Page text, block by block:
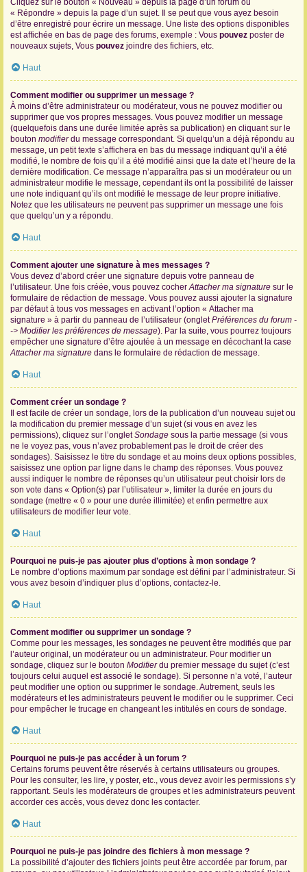
Cliquez sur le bouton « Nouveau » depuis la page d’un forum ou
« Répondre » depuis la page d’un sujet. Il se peut que vous ayez besoin
d’être enregistré pour écrire un message. Une liste des options disponibles
est affichée en bas de page des forums, exemple : Vous pouvez poster de
nouveaux sujets, Vous pouvez joindre des fichiers, etc.
Haut
Comment modifier ou supprimer un message ?
À moins d’être administrateur ou modérateur, vous ne pouvez modifier ou
supprimer que vos propres messages. Vous pouvez modifier un message
(quelquefois dans une durée limitée après sa publication) en cliquant sur le
bouton modifierdu message correspondant. Si quelqu’un a déjà répondu au
message, un petit texte s’affichera en bas du message indiquant qu’il a été
modifié, le nombre de fois qu’il a été modifié ainsi que la date et l’heure de la
dernière modification. Ce message n’apparaîtra pas si un modérateur ou un
administrateur modifie le message, cependant ils ont la possibilité de laisser
une note indiquant qu’ils ont modifié le message de leur propre initiative.
Notez que les utilisateurs ne peuvent pas supprimer un message une fois
que quelqu’un y a répondu.
Haut
Comment ajouter une signature à mes messages ?
Vous devez d’abord créer une signature depuis votre panneau de
l’utilisateur. Une fois créée, vous pouvez cocherAttacher ma signature sur le
formulaire de rédaction de message. Vous pouvez aussi ajouter la signature
par défaut à tous vos messages en activant l’option « Attacher ma
signature » à partir du panneau de l’utilisateur (ongletPréférences du forum -
-> Modifier les préférences de message). Par la suite, vous pourrez toujours
empêcher une signature d’être ajoutée à un message en décochant la case
Attacher ma signature dans le formulaire de rédaction de message.
Haut
Comment créer un sondage ?
Il est facile de créer un sondage, lors de la publication d’un nouveau sujet ou
la modification du premier message d’un sujet (si vous en avez les
permissions), cliquez sur l’ongletSondage sous la partie message (si vous
ne le voyez pas, vous n’avez probablement pas le droit de créer des
sondages). Saisissez le titre du sondage et au moins deux options possibles,
saisissez une option par ligne dans le champ des réponses. Vous pouvez
aussi indiquer le nombre de réponses qu’un utilisateur peut choisir lors de
son vote dans « Option(s) par l’utilisateur », limiter la durée en jours du
sondage (mettre « 0 » pour une durée illimitée) et enfin permettre aux
utilisateurs de modifier leur vote.
Haut
Pourquoi ne puis-je pas ajouter plus d’options à mon sondage ?
Le nombre d’options maximum par sondage est défini par l’administrateur. Si
vous avez besoin d’indiquer plus d’options, contactez-le.
Haut
Comment modifier ou supprimer un sondage ?
Comme pour les messages, les sondages ne peuvent être modifiés que par
l’auteur original, un modérateur ou un administrateur. Pour modifier un
sondage, cliquez sur le bouton Modifierdu premier message du sujet (c’est
toujours celui auquel est associé le sondage). Si personne n’a voté, l’auteur
peut modifier une option ou supprimer le sondage. Autrement, seuls les
modérateurs et les administrateurs peuvent le modifier ou le supprimer. Ceci
pour empêcher le trucage en changeant les intitulés en cours de sondage.
Haut
Pourquoi ne puis-je pas accéder à un forum ?
Certains forums peuvent être réservés à certains utilisateurs ou groupes.
Pour les consulter, les lire, y poster, etc., vous devez avoir les permissions s’y
rapportant. Seuls les modérateurs de groupes et les administrateurs peuvent
accorder ces accès, vous devez donc les contacter.
Haut
Pourquoi ne puis-je pas joindre des fichiers à mon message ?
La possibilité d’ajouter des fichiers joints peut être accordée par forum, par